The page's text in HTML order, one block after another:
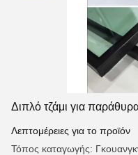
Διπλό τζάμι για
Λεπτομέρειες για το προϊόν
Τόπος καταγωγής: